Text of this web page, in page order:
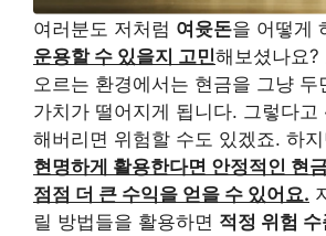
여러분도 저처럼 여윳돈을 어떻게
운용할 수 있을지 고민해보셨나요?
오르는 환경에서는 현금을 그냥 두
가치가 떨어지게 됩니다. 그렇다고
해버리면 위험할 수도 있겠죠. 하
현명하게 활용한다면 안정적인 현
점점 더 큰 수익을 얻을 수 있어요.
릴 방법들을 활용하면 적정 위험 수